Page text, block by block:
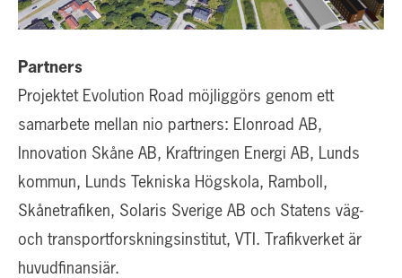
Partners
Projektet Evolution Road möjliggörs genom ett
samarbete mellan nio partners: Elonroad AB,
Innovation Skåne AB, Kraftringen Energi AB, Lunds
kommun, Lunds Tekniska Högskola, Ramboll,
Skånetrafiken, Solaris Sverige AB och Statens väg-
och transportforskningsinstitut, VTI. Trafikverket är
huvudfinansiär.